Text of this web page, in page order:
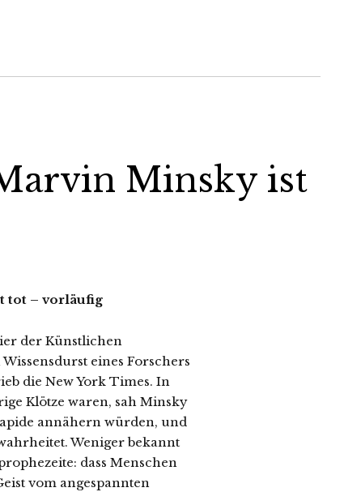
Minsky ist
tot – vorläufig
der Künstlichen
eines Forschers
die New York Times. In
Klötze waren, sah Minsky
annähern würden, und
Weniger bekannt
dass Menschen
vom angespannten